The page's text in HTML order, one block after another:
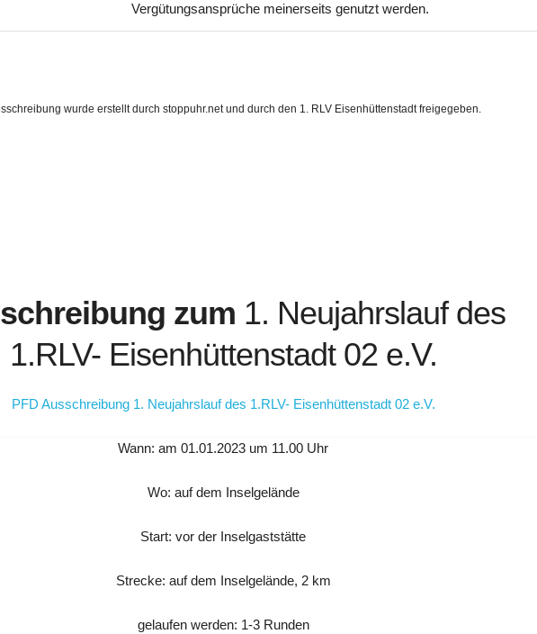
Vergütungsansprüche meinerseits genutzt werden.
wurde erstellt durch stoppuhr.net und durch den 1. RLV Eisenhüttenstadt freigegeben.
zum 1. Neujahrslauf des
1.RLV- Eisenhüttenstadt 02 e.V.
PFD Ausschreibung 1. Neujahrslauf des 1.RLV- Eisenhüttenstadt 02 e.V.
Wann: am 01.01.2023 um 11.00 Uhr
Wo: auf dem Inselgelände
Start: vor der Inselgaststätte
Strecke: auf dem Inselgelände, 2 km
gelaufen werden: 1-3 Runden